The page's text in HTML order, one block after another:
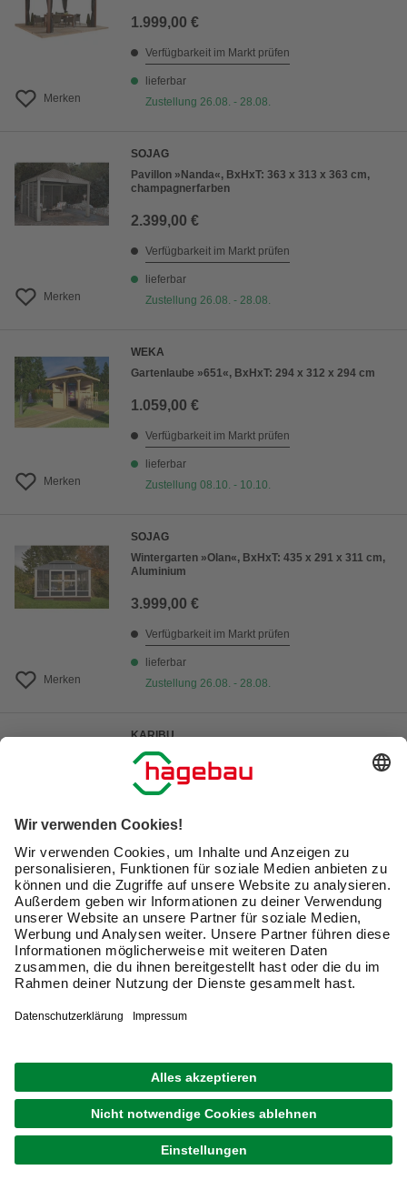
Merken
1.999,00 €
Verfügbarkeit im Markt prüfen
lieferbar
Zustellung 26.08. - 28.08.
Merken
SOJAG
Pavillon »Nanda«, BxHxT: 363 x 313 x 363 cm,
champagnerfarben
2.399,00 €
Verfügbarkeit im Markt prüfen
lieferbar
Zustellung 26.08. - 28.08.
Merken
WEKA
Gartenlaube »651«, BxHxT: 294 x 312 x 294 cm
1.059,00 €
Verfügbarkeit im Markt prüfen
lieferbar
Zustellung 08.10. - 10.10.
Merken
SOJAG
Wintergarten »Olan«, BxHxT: 435 x 291 x 311 cm,
Aluminium
3.999,00 €
Verfügbarkeit im Markt prüfen
lieferbar
Zustellung 26.08. - 28.08.
Merken
KARIBU
Pavillon-Set »Holm 1«, Walmdach, viereckig,
BxHxT: 431 x 315 x 431 cm
(1)
1.749,00 €
Verfügbarkeit im Markt prüfen
lieferbar
Zustellung 26.08. - 28.08.
Metall-Pavillon, HxØ: 300 x 250 cm, schwarz
lieferbar
Zustellung 12.08. - 14.08.
von